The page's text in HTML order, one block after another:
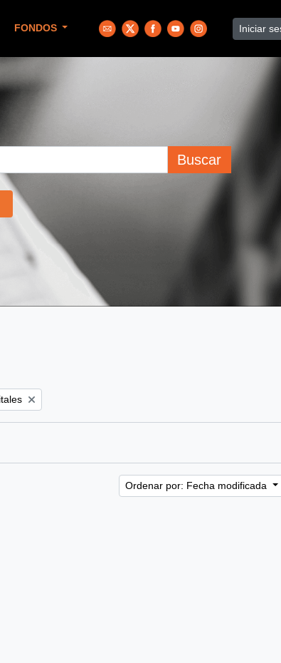
FONDOS Iniciar
Buscar
Ordenar por: Fecha modificada